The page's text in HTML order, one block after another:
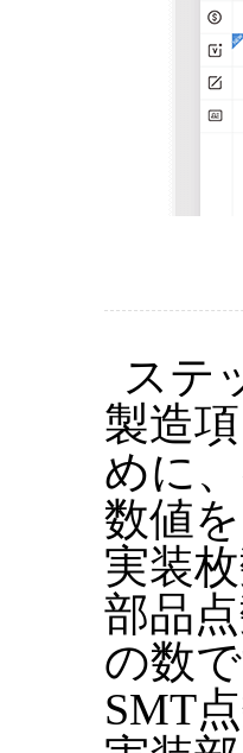
ステ
製造
めに
数値
実装
部品
の数で
SMT